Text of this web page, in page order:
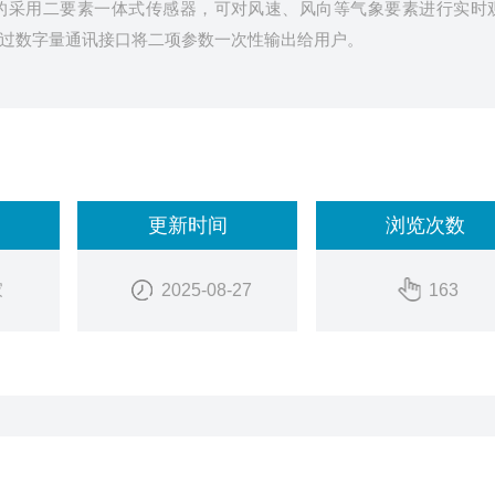
用二要素一体式传感器，可对风速、风向等气象要素进行实时
字量通讯接口将二项参数一次性输出给用户。
更新时间
2025-08-27
浏览次数
163